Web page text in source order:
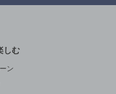
しむ
ン